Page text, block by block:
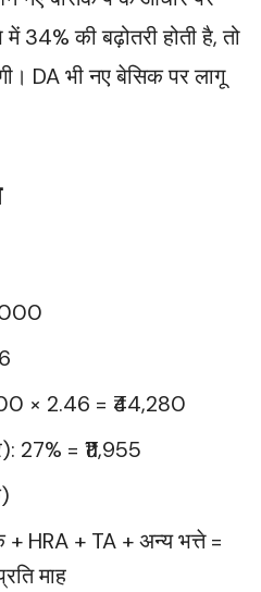
34% की बढ़ोतरी होती है, तो
DA भी नए बेसिक पर लागू
× 2.46 = ₹44,280
27% = ₹11,955
HRA + TA + अन्य भत्ते =
माह